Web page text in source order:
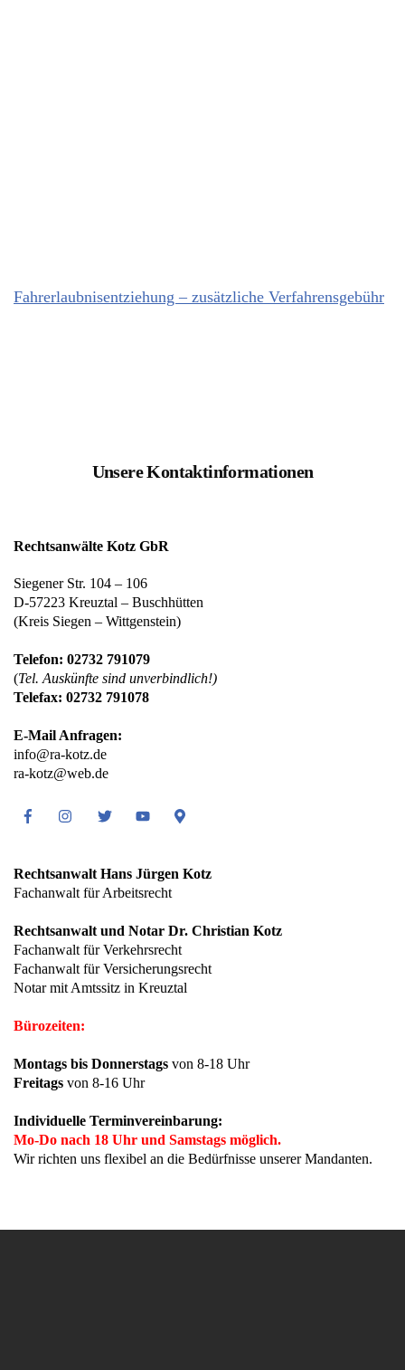
Fahrerlaubnisentziehung – zusätzliche Verfahrensgebühr
Unsere Kontaktinformationen
Rechtsanwälte Kotz GbR
Siegener Str. 104 – 106
D-57223 Kreuztal – Buschhütten
(Kreis Siegen – Wittgenstein)
Telefon: 02732 791079
(Tel. Auskünfte sind unverbindlich!)
Telefax: 02732 791078
E-Mail Anfragen:
info@ra-kotz.de
ra-kotz@web.de
FacebookInstagramTwitter YoutubeGoogle
Rechtsanwalt Hans Jürgen Kotz
Fachanwalt für Arbeitsrecht
Rechtsanwalt und Notar Dr. Christian Kotz
Fachanwalt für Verkehrsrecht
Fachanwalt für Versicherungsrecht
Notar mit Amtssitz in Kreuztal
Bürozeiten:
Montags bis Donnerstags von 8-18 Uhr
Freitags von 8-16 Uhr
Individuelle Terminvereinbarung:
Mo-Do nach 18 Uhr und Samstags möglich.
Wir richten uns flexibel an die Bedürfnisse unserer Mandanten.